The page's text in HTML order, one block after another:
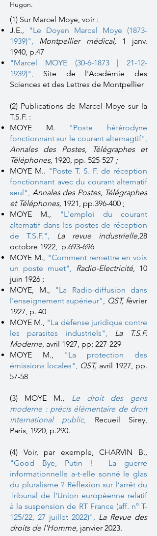
Hugon.
(1) Sur Marcel Moye, voir :
J.E.,
"Le Doyen Marcel Moye (1873-
1939)", Montpellier médical, 1 janv.
1940, p.47
"Marcel MOYE (30-6-1873 | 21-12-
1939)", Site de l'Académie des
Sciences et des Lettres de Montpellier
(2) Publications de Marcel Moye sur la
T.S.F. :
MOYE M.
"Poste hétérodyne
fonctionnant sur le courant alternagtif",
Annales des Postes, Télégraphes et
Téléphones, 1920, pp. 525-527 ;
MOYE M.. "Poste T. S. F. de réception
fonctionnant avec du courant alternatif
seul", Annales des Postes, Télégraphes
et Téléphones, 1921, pp.396-400 ;
MOYE M.,
"L'emploi du courant
alternatif dans les postes de réception
de T.S.F.", La revue industrielle,28
octobre 1922, p.693-696
MOYE M., "Comment remettre en voix
un poste muet", Radio-Electricité, 10
juin 1926 ;
MOYE, M.,
"La Radio-diffusion dans
l'enseignement supérieur", QST, février
1927, p. 40
MOYE M., "La défense juridique contre
les parasites industriels",
La T.S.F.
Moderne, avril 1927, pp; 227-229
MOYE M.,
"La protection des
émissions locales", QST,avril 1927, pp.
57-58
(3) MOYE M., Le droit des gens
moderne : précis élémentaire de droit
international public, Recueil Sirey,
Paris, 1920, p.290.
(4) Voir, par exemple, CHARVIN B.,
"Good Bye, Putin ! La guerre
informationnelle a-t-elle sonné le glas
du pluralisme ? Réflexion sur l’arrêt du
Tribunal de l’Union européenne relatif
à la suspension de RT France (aff. n° T-
125/22, 27 juillet 2022)", La Revue des
droits de l'Homme, janvier 2023.